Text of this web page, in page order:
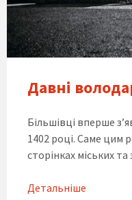
Давні
Більшівці вперше
1402 році. Саме цим
сторінках міських
Детальніше